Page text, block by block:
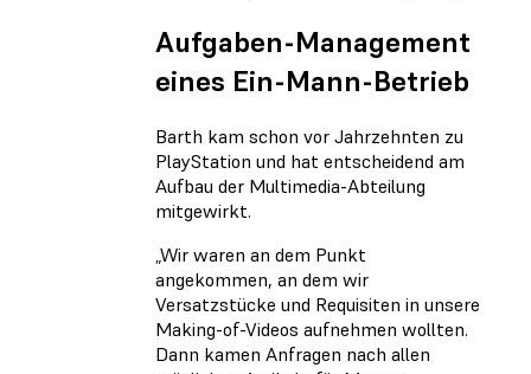
Aufgaben-Management
eines Ein-Mann-Betrieb
Barth kam schon vor Jahrzehnten zu
PlayStation und hat entscheidend am
Aufbau der Multimedia-Abteilung
mitgewirkt.
„Wir waren an dem Punkt
angekommen, an dem wir
Versatzstücke und Requisiten in unsere
Making-of-Videos aufnehmen wollten.
Dann kamen Anfragen nach allen